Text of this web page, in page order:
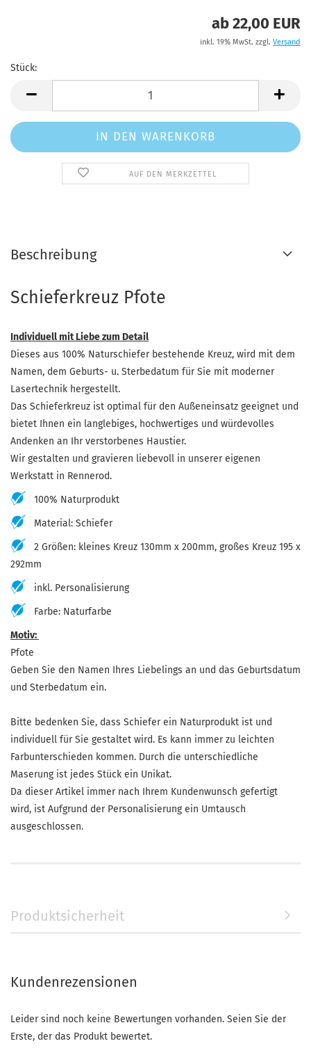
ab 22,00 EUR
inkl. 19% MwSt. zzgl. Versand
Stück:
AUF DEN MERKZETTEL
Beschreibung
Schieferkreuz Pfote
Individuell mit Liebe zum Detail
Dieses aus 100% Naturschiefer bestehende Kreuz, wird mit dem
Namen, dem Geburts- u. Sterbedatum für Sie mit moderner
Lasertechnik hergestellt.
Das Schieferkreuz ist optimal für den Außeneinsatz geeignet und
bietet Ihnen ein langlebiges, hochwertiges und würdevolles
Andenken an Ihr verstorbenes Haustier.
Wir gestalten und gravieren liebevoll in unserer eigenen
Werkstatt in Rennerod.
100% Naturprodukt
Material: Schiefer
2 Größen: kleines Kreuz 130mm x 200mm, großes Kreuz 195 x
292mm
inkl. Personalisierung
Farbe: Naturfarbe
Motiv:
Pfote
Geben Sie den Namen Ihres Liebelings an und das Geburtsdatum
und Sterbedatum ein.
Bitte bedenken Sie, dass Schiefer ein Naturprodukt ist und
individuell für Sie gestaltet wird. Es kann immer zu leichten
Farbunterschieden kommen. Durch die unterschiedliche
Maserung ist jedes Stück ein Unikat.
Da dieser Artikel immer nach Ihrem Kundenwunsch gefertigt
wird, ist Aufgrund der Personalisierung ein Umtausch
ausgeschlossen.
Produktsicherheit
Kundenrezensionen
Leider sind noch keine Bewertungen vorhanden. Seien Sie der
Erste, der das Produkt bewertet.